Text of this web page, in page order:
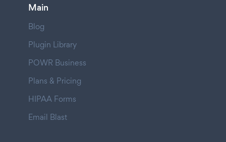
Main
Blog
Plugin Library
POWR Business
Plans & Pricing
HIPAA Forms
Email Blast